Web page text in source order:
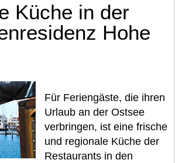
Küche in der
Hohe
Für Feriengäste, die ihren
Urlaub an der Ostsee
verbringen, ist eine frische
und regionale Küche der
Restaurants in den